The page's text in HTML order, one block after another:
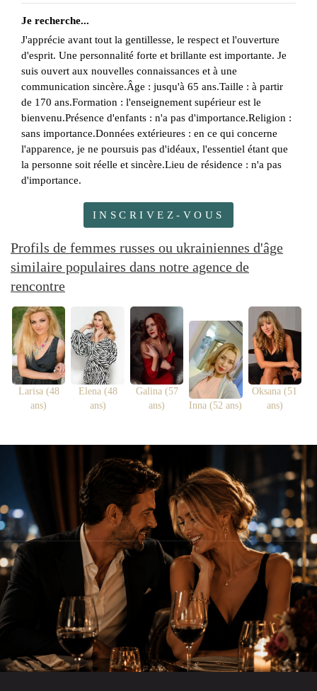
Je recherche...
J'apprécie avant tout la gentillesse, le respect et l'ouverture
d'esprit. Une personnalité forte et brillante est importante. Je
suis ouvert aux nouvelles connaissances et à une
communication sincère.Âge : jusqu'à 65 ans.Taille : à partir
de 170 ans.Formation : l'enseignement supérieur est le
bienvenu.Présence d'enfants : n'a pas d'importance.Religion :
sans importance.Données extérieures : en ce qui concerne
l'apparence, je ne poursuis pas d'idéaux, l'essentiel étant que
la personne soit réelle et sincère.Lieu de résidence : n'a pas
d'importance.
INSCRIVEZ-VOUS
Profils de femmes russes ou ukrainiennes d'âge
similaire populaires dans notre agence de
rencontre
Larisa (48
ans)
Elena (48
ans)
Galina (57
ans)
Inna (52 ans)
Oksana (51
ans)